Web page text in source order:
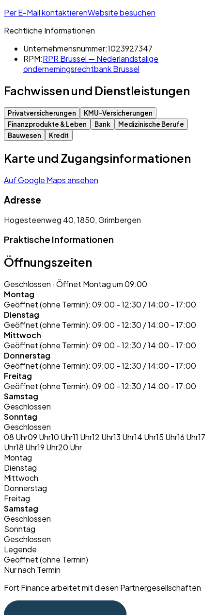
Per E-Mail kontaktierenWebsite besuchen
Rechtliche Informationen
Unternehmensnummer:1023927347
RPM:RPR Brussel — Nederlandstalige
ondernemingsrechtbank Brussel
Fachwissen und Dienstleistungen
Privatversicherungen
KMU-Versicherungen
Finanzprodukte & Leben
Bank
Medizinische Berufe
Bauwesen
Kredit
Karte und Zugangsinformationen
Auf Google Maps ansehen
Adresse
Hogesteenweg 40, 1850, Grimbergen
Praktische Informationen
Öffnungszeiten
Geschlossen · Öffnet Montag um 09:00
Montag
Geöffnet (ohne Termin): 09:00 - 12:30 / 14:00 - 17:00
Dienstag
Geöffnet (ohne Termin): 09:00 - 12:30 / 14:00 - 17:00
Mittwoch
Geöffnet (ohne Termin): 09:00 - 12:30 / 14:00 - 17:00
Donnerstag
Geöffnet (ohne Termin): 09:00 - 12:30 / 14:00 - 17:00
Freitag
Geöffnet (ohne Termin): 09:00 - 12:30 / 14:00 - 17:00
Samstag
Geschlossen
Sonntag
Geschlossen
08 Uhr09 Uhr10 Uhr11 Uhr12 Uhr13 Uhr14 Uhr15 Uhr16 Uhr17
Uhr18 Uhr19 Uhr20 Uhr
Montag
Dienstag
Mittwoch
Donnerstag
Freitag
Samstag
Geschlossen
Sonntag
Geschlossen
Legende
Geöffnet (ohne Termin)
Nur nach Termin
Fort Finance arbeitet mit diesen Partnergesellschaften